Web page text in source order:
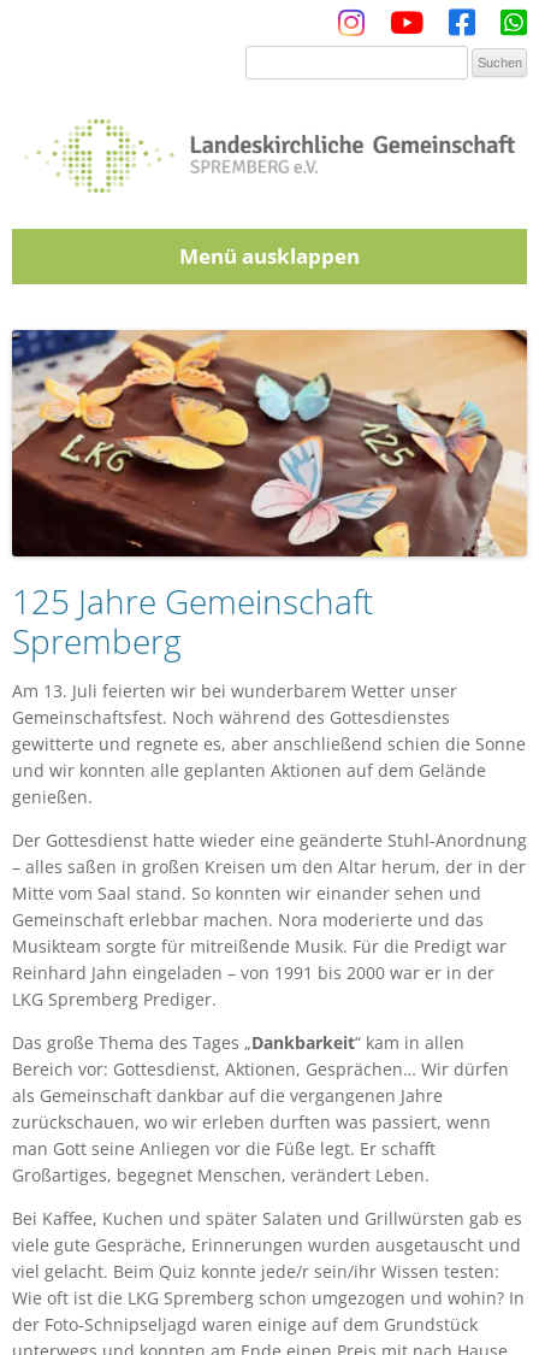
Menü
125 Jahre Gemeinschaft
Spremberg
Am 13. Juli feierten wir bei wunderbarem Wetter unser
Gemeinschaftsfest. Noch während des Gottesdienstes
gewitterte und regnete es, aber anschließend schien die Sonne
und wir konnten alle geplanten Aktionen auf dem Gelände
genießen.
Der Gottesdienst hatte wieder eine geänderte Stuhl-Anordnung
– alles saßen in großen Kreisen um den Altar herum, der in der
Mitte vom Saal stand. So konnten wir einander sehen und
Gemeinschaft erlebbar machen. Nora moderierte und das
Musikteam sorgte für mitreißende Musik. Für die Predigt war
Reinhard Jahn eingeladen – von 1991 bis 2000 war er in der
LKG Spremberg Prediger.
Das große Thema des Tages „Dankbarkeit“ kam in allen
Bereich vor: Gottesdienst, Aktionen, Gesprächen… Wir dürfen
als Gemeinschaft dankbar auf die vergangenen Jahre
zurückschauen, wo wir erleben durften was passiert, wenn
man Gott seine Anliegen vor die Füße legt. Er schafft
Großartiges, begegnet Menschen, verändert Leben.
Bei Kaffee, Kuchen und später Salaten und Grillwürsten gab es
viele gute Gespräche, Erinnerungen wurden ausgetauscht und
viel gelacht. Beim Quiz konnte jede/r sein/ihr Wissen testen:
Wie oft ist die LKG Spremberg schon umgezogen und wohin? In
der Foto-Schnipseljagd waren einige auf dem Grundstück